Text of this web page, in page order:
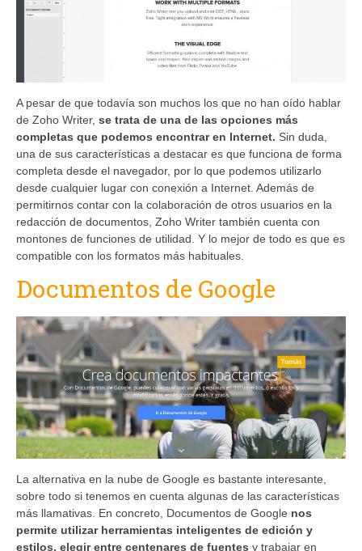
A pesar de que todavía son muchos los que no han oído hablar
de Zoho Writer, se trata de una de las opciones más
completas que podemos encontrar en Internet. Sin duda,
una de sus características a destacar es que funciona de forma
completa desde el navegador, por lo que podemos utilizarlo
desde cualquier lugar con conexión a Internet. Además de
permitirnos contar con la colaboración de otros usuarios en la
redacción de documentos, Zoho Writer también cuenta con
montones de funciones de utilidad. Y lo mejor de todo es que es
compatible con los formatos más habituales.
Documentos de Google
La alternativa en la nube de Google es bastante interesante,
sobre todo si tenemos en cuenta algunas de las características
más llamativas. En concreto, Documentos de Google nos
permite utilizar herramientas inteligentes de edición y
estilos, elegir entre centenares de fuentes y trabajar en